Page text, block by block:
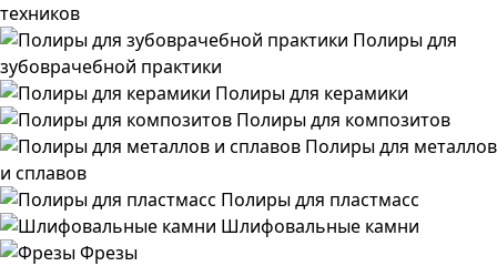
техников
Полиры для
зубоврачебной практики
Полиры для керамики
Полиры для композитов
Полиры для металлов
и сплавов
Полиры для пластмасс
Шлифовальные камни
Фрезы